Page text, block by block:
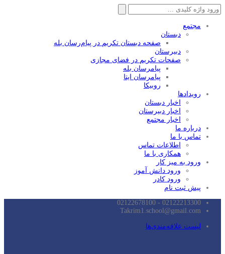
جستجو
برای:
مجتمع
دبستان
صفحه دبستان تکریم در پیام‌رسان بله
دبیرستان
صفحات تکریم در فضای مجازی
پیامرسان بله
پیامرسان ایتا
روبیکا
رویدادها
اخبار دبستان
اخبار دبیرستان
اخبار مجتمع
درباره ما
تماس با ما
اطلاعات تماس
همکاری با ما
ورود به میز کار
ورود دانش آموز
ورود کادر
پیش ثبت نام
02122213300 - 02122678100
Takrim1.school@gmail.com
لیست علاقه‌مندی‌ها